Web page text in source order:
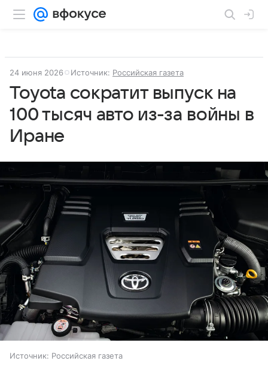
24 июня 2026 Источник: Российская газета
Toyota сократит выпуск на
100 тысяч авто из-за войны в
Иране
Источник: Российская газета